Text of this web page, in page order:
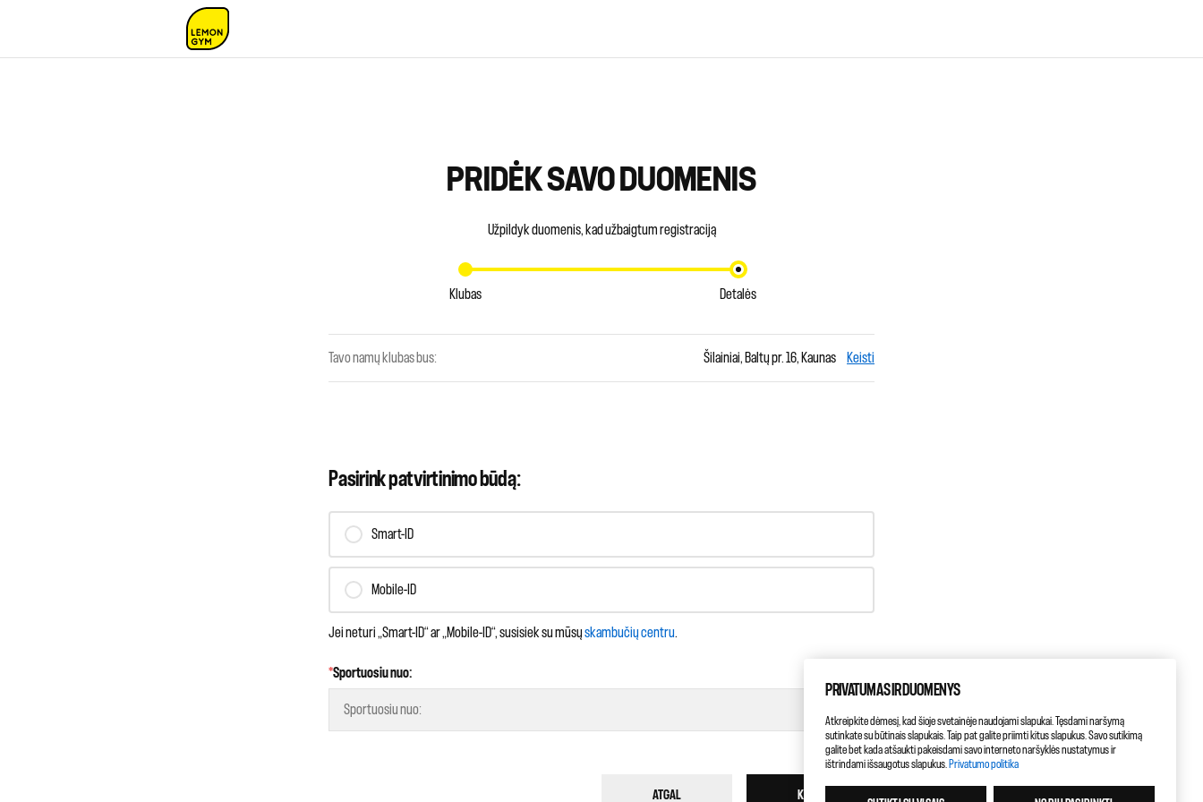
PRIDĖK SAVO DUOMENIS
Užpildyk duomenis, kad užbaigtum registraciją
Klubas Detalės
Tavo namų klubas bus: Šilainiai, Baltų pr. 16, Kaunas Keisti
Pasirink patvirtinimo būdą:
Smart-ID
Mobile-ID
Jei neturi „Smart-ID“ ar „Mobile-ID“, susisiek su mūsųskambučių centru.
*Sportuosiu nuo:
ATGAL KITAS
PRIVATUMAS IR DUOMENYS
Atkreipkite dėmesį, kad šioje svetainėje naudojami slapukai. Tęsdami naršymą
sutinkate su būtinais slapukais. Taip pat galite priimti kitus slapukus. Savo sutikimą
galite bet kada atšaukti pakeisdami savo interneto naršyklės nustatymus ir
ištrindami išsaugotus slapukus. Privatumo politika